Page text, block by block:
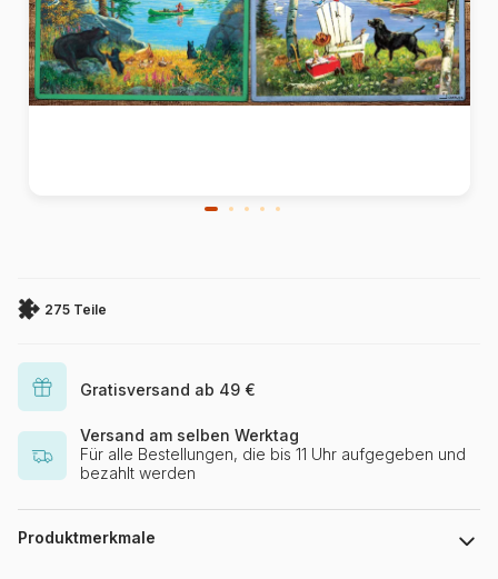
275 Teile
Gratisversand ab 49 €
Versand am selben Werktag
Für alle Bestellungen, die bis 11 Uhr aufgegeben und
bezahlt werden
Produktmerkmale